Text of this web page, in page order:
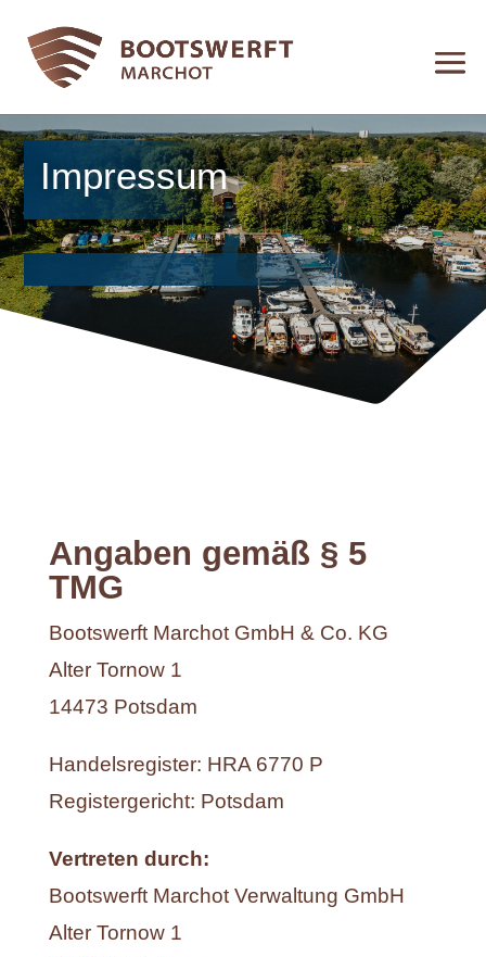
Impressum
Angaben gemäß § 5
TMG
Bootswerft Marchot GmbH & Co. KG
Alter Tornow 1
14473 Potsdam
Handelsregister: HRA 6770 P
Registergericht: Potsdam
Vertreten durch:
Bootswerft Marchot Verwaltung GmbH
Alter Tornow 1